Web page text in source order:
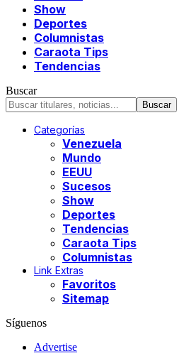
Show
Deportes
Columnistas
Caraota Tips
Tendencias
Buscar
Categorías
Venezuela
Mundo
EEUU
Sucesos
Show
Deportes
Tendencias
Caraota Tips
Columnistas
Link Extras
Favoritos
Sitemap
Síguenos
Advertise